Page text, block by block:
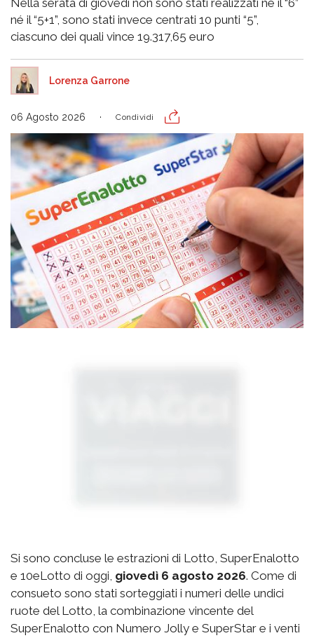
né il “5+1”, sono stati invece centrati 10 punti “5”,
ciascuno dei quali vince 19.317,65 euro
Lorenza Garrone
06 Agosto 2026 Condividi
Si sono concluse le estrazioni di Lotto, SuperEnalotto
e 10eLotto di oggi, giovedì 6 agosto 2026. Come di
consueto sono stati sorteggiati i numeri delle undici
ruote del Lotto, la combinazione vincente del
SuperEnalotto con Numero Jolly e SuperStar e i venti